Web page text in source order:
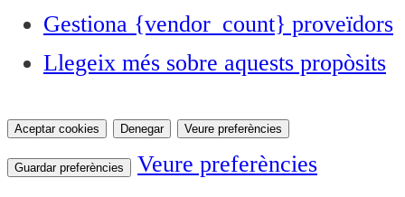
Gestiona {vendor_count} proveïdors
Llegeix més sobre aquests propòsits
Aceptar cookies Denegar Veure preferències
Guardar preferències Veure preferències